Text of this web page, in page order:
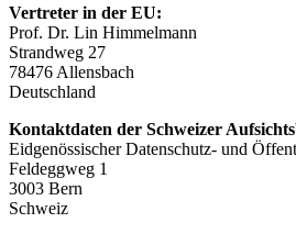
Vertreter in der EU:
Prof. Dr. Lin Himmelmann
Strandweg 27
78476 Allensbach
Deutschland
Kontaktdaten der Schweizer
Eidgenössischer Datenschutz- und
Feldeggweg 1
3003 Bern
Schweiz